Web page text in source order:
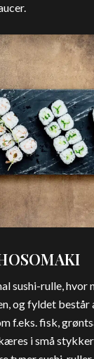
sushi-rulle, hvor
og fyldet består
f.eks. fisk,
i små